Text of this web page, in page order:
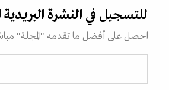
للتسجيل في النشرة البريدية
احصل على أفضل ما تقدمه "المجلة"